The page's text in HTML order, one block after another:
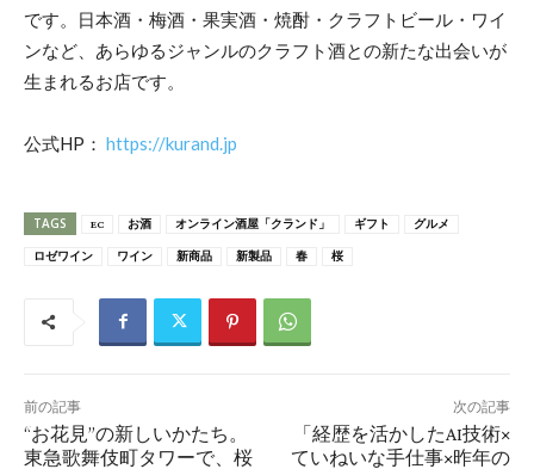
です。日本酒・梅酒・果実酒・焼酎・クラフトビール・ワイ
ンなど、あらゆるジャンルのクラフト酒との新たな出会いが
生まれるお店です。
公式HP： https://kurand.jp
TAGS EC お酒 オンライン酒屋「クランド」 ギフト グルメ
ロゼワイン ワイン 新商品 新製品 春 桜
前の記事
“お花見”の新しいかたち。
東急歌舞伎町タワーで、桜
次の記事
「経歴を活かしたAI技術×
ていねいな手仕事×昨年の